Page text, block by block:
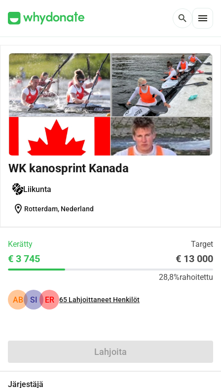
search menu
WK kanosprint Kanada
Liikunta
location_on Rotterdam, Nederland
Kerätty Target
€ 3 745 € 13 000
28,8%rahoitettu
AB SI ER 65 Lahjoittaneet Henkilöt
Lahjoita
Järjestäjä